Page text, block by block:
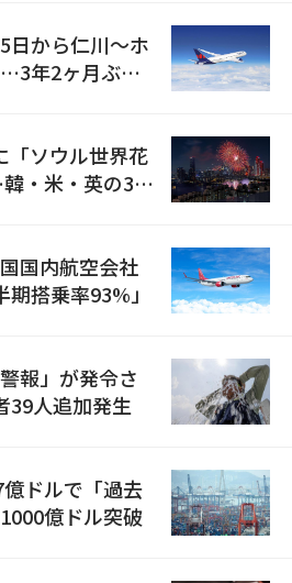
日から仁川〜ホ
年2ヶ月ぶり
「ソウル世界花
・米・英の3カ
国内航空会社
搭乗率93%」
報」が発令さ
39人追加発生
ドルで「過去
億ドル突破